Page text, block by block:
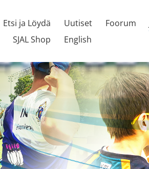
Etsi ja Löydä Uutiset Foorum
SJAL Shop English